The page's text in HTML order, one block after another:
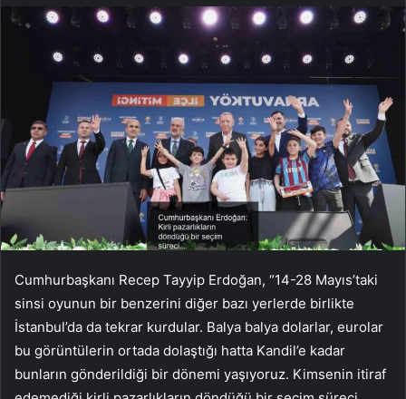
Cumhurbaşkanı Recep Tayyip Erdoğan, “14-28 Mayıs’taki
sinsi oyunun bir benzerini diğer bazı yerlerde birlikte
İstanbul’da da tekrar kurdular. Balya balya dolarlar, eurolar
bu görüntülerin ortada dolaştığı hatta Kandil’e kadar
bunların gönderildiği bir dönemi yaşıyoruz. Kimsenin itiraf